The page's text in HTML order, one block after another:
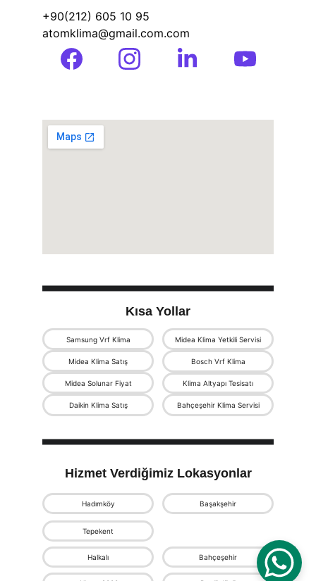
+90(212) 605 10 95
atomklima@gmail.com.com
Samsung Vrf Klima
Midea Klima Satış
Midea Solunar Fiyat
Daikin Klima Satış
Midea Klima Yetkili Servisi
Bosch Vrf Klima
Klima Altyapı Tesisatı
Bahçeşehir Klima Servisi
Kısa Yollar
Hizmet Verdiğimiz Lokasyonlar
Hadımköy
Halkalı
Başakşehir
Bahçeşehir
Tepekent